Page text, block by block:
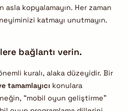
asla kopyalamayın. Her zaman
katmayı unutmayın.
bağlantı verin.
kuralı, alaka düzeyidir. Bir
tamamlayıcı konulara
“mobil oyun geliştirme”